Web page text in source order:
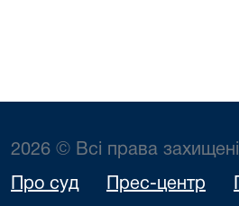
2026 © Всі права захищені
Про суд Прес-центр